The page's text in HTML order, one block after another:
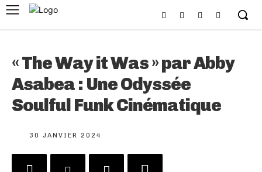
« The Way it Was » par Abby
Asabea : Une Odyssée
Soulful Funk Cinématique
30 JANVIER 2024